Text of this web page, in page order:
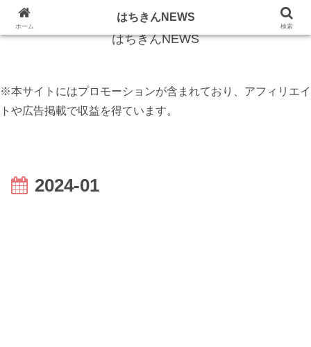
はちきんNEWS
※本サイトにはプロモーションが含まれており、アフィリエイ
トや広告掲載で収益を得ています。
2024-01
ホーム
はちきんNEWS
検索